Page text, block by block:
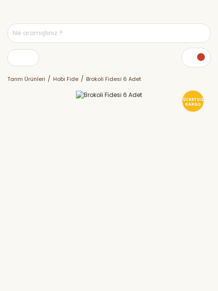
Tarım Ürünleri Hobi Fide Brokoli Fidesi 6 Adet
ÜCRETSİZ
KARGO